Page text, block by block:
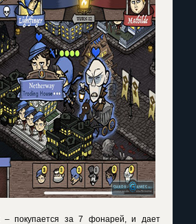
– покупается за 7 фонарей, и дает